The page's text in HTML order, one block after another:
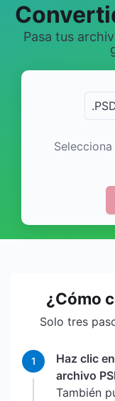
Pasa tus
.
¿Cómo
Solo tres
1
Haz clic
archivo
También